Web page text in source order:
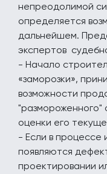
непреодолимой
определяется
дальнейшем.
экспертов
- Начало
«заморозки»,
возможности
"размороженного"
оценки его
- Если в процессе
появляются
проектировании